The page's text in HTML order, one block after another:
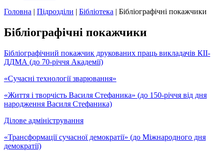
Головна | Підрозділи | Бібліотека | Бібліографічні покажчики
Бібліографічні покажчики
Бібліографічний покажчик друкованих праць викладачів КІІ-
ДДМА (до 70-річчя Академії)
«Сучасні технології зварювання»
«Життя і творчість Василя Стефаника» (до 150-річчя від дня
народження Василя Стефаника)
Ділове адміністрування
«Трансформації сучасної демократії» (до Міжнародного дня
демократії)